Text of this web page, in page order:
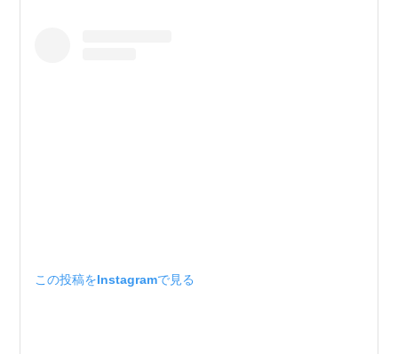
この投稿をInstagramで見る